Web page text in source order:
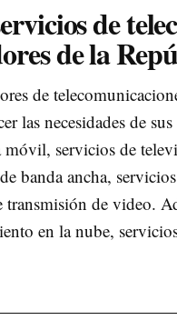
de
de la
de
las necesidades de
móvil, servicios de
banda ancha,
transmisión de video.
en la nube,